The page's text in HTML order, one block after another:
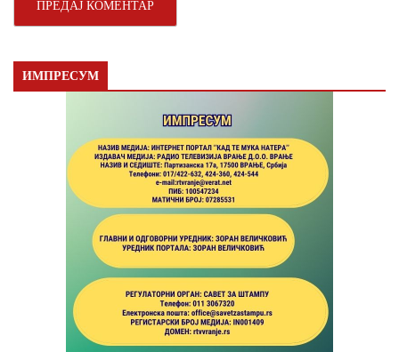
ИМПРЕСУМ